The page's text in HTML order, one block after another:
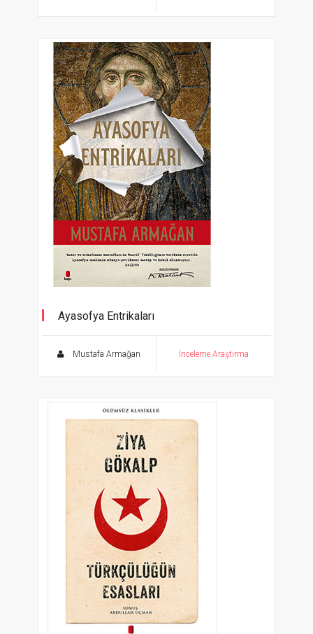
Ayasofya Entrikaları
Mustafa Armağan İnceleme Araştırma